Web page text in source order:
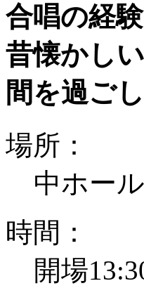
合唱の経
昔懐かし
間を過ご
場所：
中ホール
時間：
開場